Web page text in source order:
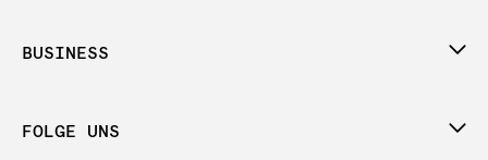
BUSINESS
FOLGE UNS